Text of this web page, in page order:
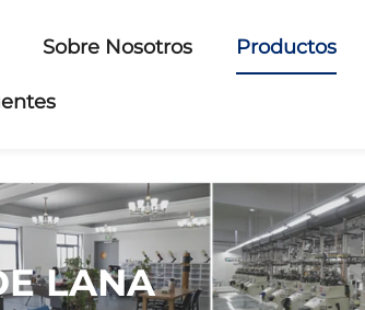
Sobre Nosotros Productos
LANA